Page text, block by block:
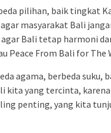
pilihan, baik tingkat
masyarakat Bali
Bali tetap harmoni
Peace From Bali for The
agama, berbeda suku,
kita yang tercinta,
penting, yang kita